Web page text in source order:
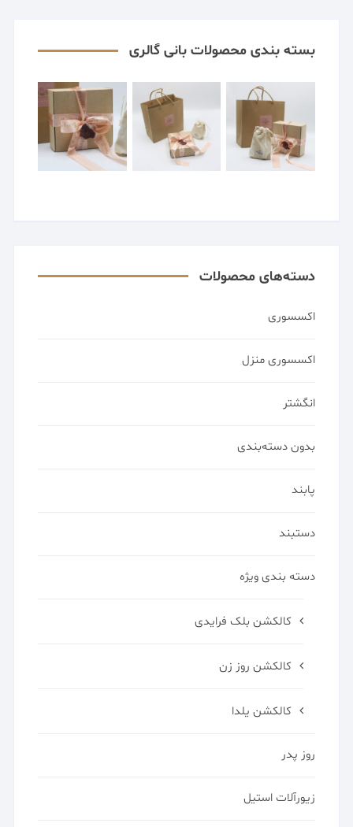
بسته بندی محصولات بانی گالری
دسته‌های محصولات
اکسسوری
اکسسوری منزل
انگشتر
بدون دسته‌بندی
پابند
دستبند
دسته بندی ویژه
کالکشن بلک فرایدی
کالکشن روز زن
کالکشن یلدا
روز پدر
زیورآلات استیل